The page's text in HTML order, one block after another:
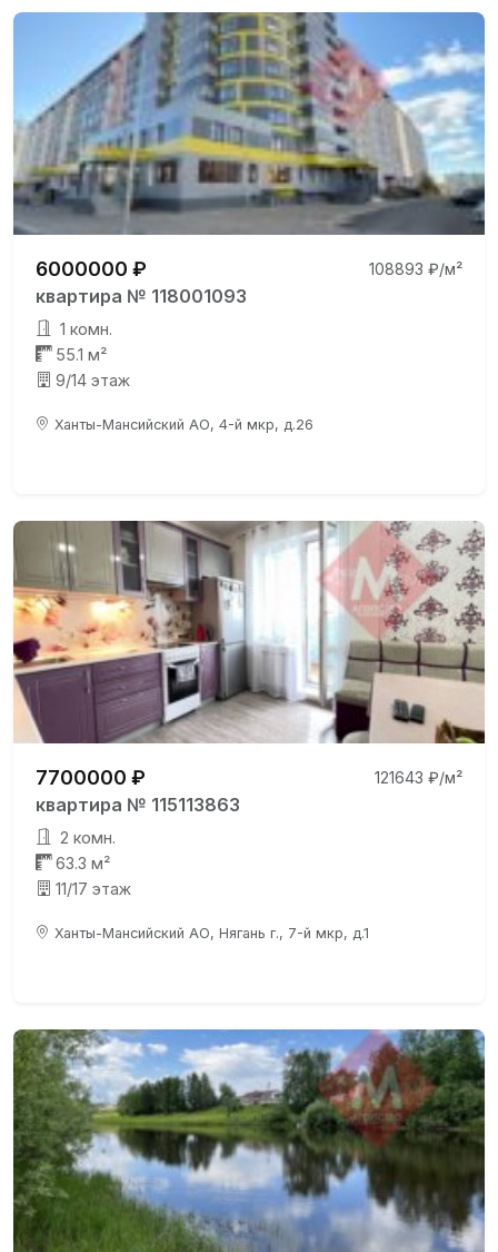
6000000 ₽ 108893 ₽/м²
квартира № 118001093
1 комн.
55.1 м²
9/14 этаж
Ханты-Мансийский АО, 4-й мкр, д.26
7700000 ₽ 121643 ₽/м²
квартира № 115113863
2 комн.
63.3 м²
11/17 этаж
Ханты-Мансийский АО, Нягань г., 7-й мкр, д.1